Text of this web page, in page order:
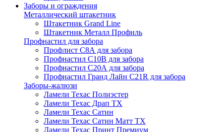
Заборы и ограждения
Металлический штакетник
Штакетник Grand Line
Штакетник Металл Профиль
Профнастил для забора
Профлист С8А для забора
Профнастил С10В для забора
Профнастил С20А для забора
Профнастил Гранд Лайн С21R для забора
Заборы-жалюзи
Ламели Техас Полиэстер
Ламели Техас Драп ТХ
Ламели Техас Сатин
Ламели Техас Сатин Матт ТХ
Ламели Техас Принт Премиум